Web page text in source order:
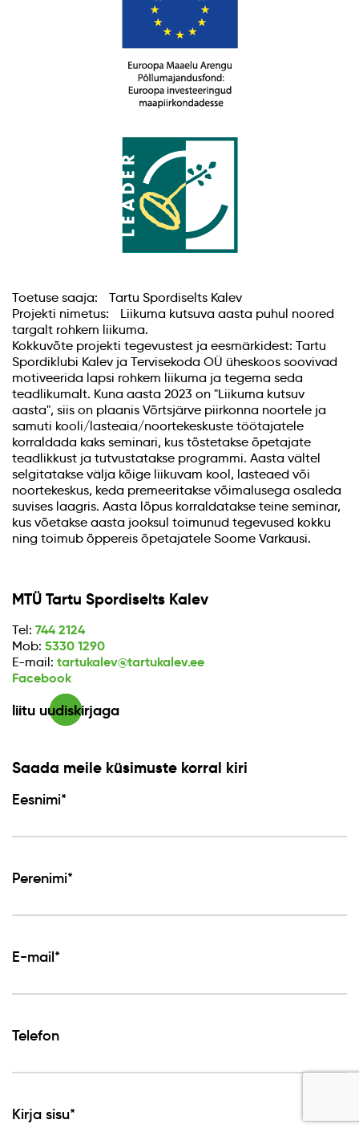
Toetuse saaja: Tartu Spordiselts Kalev
Projekti nimetus: Liikuma kutsuva aasta puhul noored
targalt rohkem liikuma.
Kokkuvõte projekti tegevustest ja eesmärkidest: Tartu
Spordiklubi Kalev ja Tervisekoda OÜ üheskoos soovivad
motiveerida lapsi rohkem liikuma ja tegema seda
teadlikumalt. Kuna aasta 2023 on "Liikuma kutsuv
aasta", siis on plaanis Võrtsjärve piirkonna noortele ja
samuti kooli/lasteaia/noortekeskuste töötajatele
korraldada kaks seminari, kus tõstetakse õpetajate
teadlikkust ja tutvustatakse programmi. Aasta vältel
selgitatakse välja kõige liikuvam kool, lasteaed või
noortekeskus, keda premeeritakse võimalusega osaleda
suvises laagris. Aasta lõpus korraldatakse teine seminar,
kus võetakse aasta jooksul toimunud tegevused kokku
ning toimub õppereis õpetajatele Soome Varkausi.
MTÜ Tartu Spordiselts Kalev
Tel: 744 2124
Mob: 5330 1290
E-mail: tartukalev@tartukalev.ee
Facebook
liitu uudiskirjaga
Saada meile küsimuste korral kiri
Eesnimi*
Perenimi*
E-mail*
Telefon
Kirja sisu*